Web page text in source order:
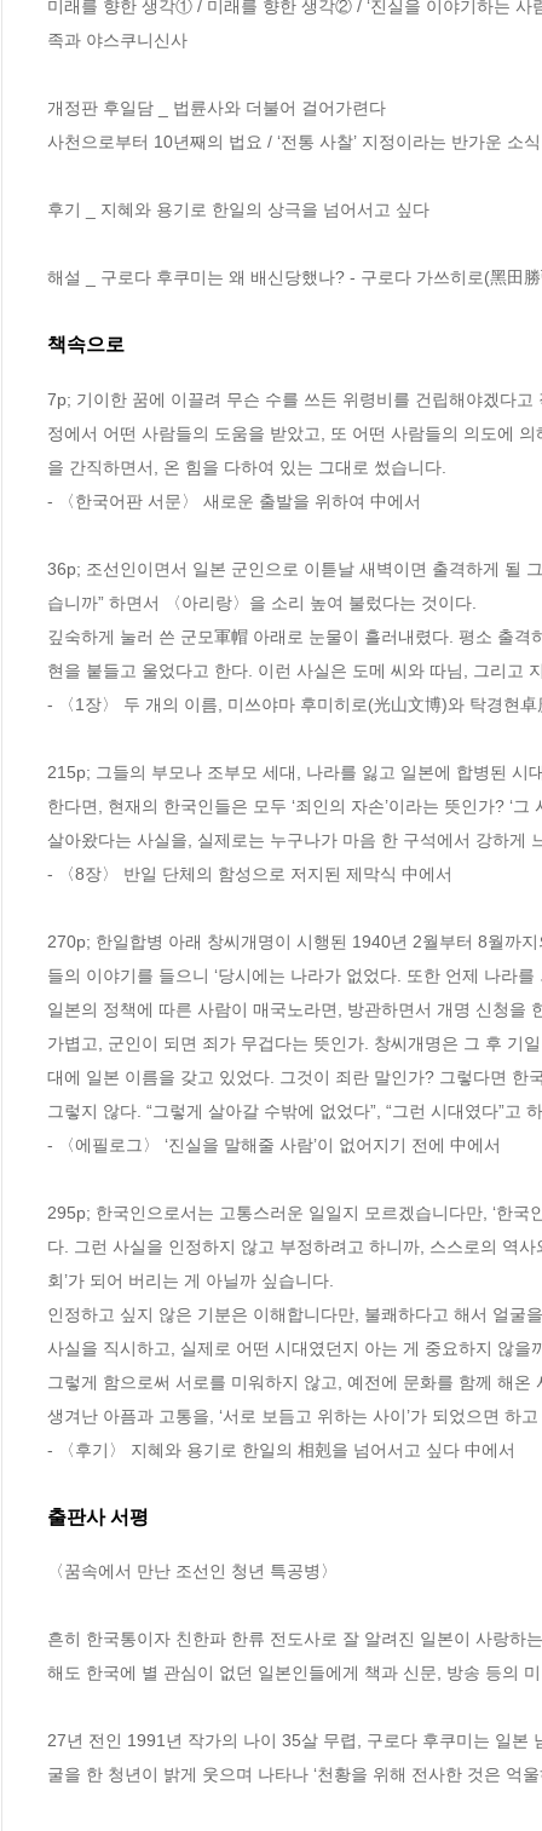
미래를 향한 생각① / 미래를 향한 생각② / ‘진실을 이야기하는 사
족과 야스쿠니신사
개정판 후일담 _ 법륜사와 더불어 걸어가련다
사천으로부터 10년째의 법요 / ‘전통 사찰’ 지정이라는 반가운 소
후기 _ 지혜와 용기로 한일의 상극을 넘어서고 싶다
해설 _ 구로다 후쿠미는 왜 배신당했나? - 구로다 가쓰히로(黑田
책속으로
7p; 기이한 꿈에 이끌려 무슨 수를 쓰든 위령비를 건립해야겠다
정에서 어떤 사람들의 도움을 받았고, 또 어떤 사람들의 의도에
을 간직하면서, 온 힘을 다하여 있는 그대로 썼습니다.
- 〈한국어판 서문〉 새로운 출발을 위하여 中에서
36p; 조선인이면서 일본 군인으로 이튿날 새벽이면 출격하게 될
습니까” 하면서 〈아리랑〉을 소리 높여 불렀다는 것이다.
깊숙하게 눌러 쓴 군모軍帽 아래로 눈물이 흘러내렸다. 평소 출
현을 붙들고 울었다고 한다. 이런 사실은 도메 씨와 따님, 그리고
- 〈1장〉 두 개의 이름, 미쓰야마 후미히로(光山文博)와 탁경현卓
215p; 그들의 부모나 조부모 세대, 나라를 잃고 일본에 합병된 시
한다면, 현재의 한국인들은 모두 ‘죄인의 자손’이라는 뜻인가? ‘
살아왔다는 사실을, 실제로는 누구나가 마음 한 구석에서 강하게
- 〈8장〉 반일 단체의 함성으로 저지된 제막식 中에서
270p; 한일합병 아래 창씨개명이 시행된 1940년 2월부터 8월까
들의 이야기를 들으니 ‘당시에는 나라가 없었다. 또한 언제 나라
일본의 정책에 따른 사람이 매국노라면, 방관하면서 개명 신청을
가볍고, 군인이 되면 죄가 무겁다는 뜻인가. 창씨개명은 그 후 기
대에 일본 이름을 갖고 있었다. 그것이 죄란 말인가? 그렇다면 한
그렇지 않다. “그렇게 살아갈 수밖에 없었다”, “그런 시대였다”고
- 〈에필로그〉 ‘진실을 말해줄 사람’이 없어지기 전에 中에서
295p; 한국인으로서는 고통스러운 일일지 모르겠습니다만, ‘한
다. 그런 사실을 인정하지 않고 부정하려고 하니까, 스스로의 역
회’가 되어 버리는 게 아닐까 싶습니다.
인정하고 싶지 않은 기분은 이해합니다만, 불쾌하다고 해서 얼굴
사실을 직시하고, 실제로 어떤 시대였던지 아는 게 중요하지 않을
그렇게 함으로써 서로를 미워하지 않고, 예전에 문화를 함께 해
생겨난 아픔과 고통을, ‘서로 보듬고 위하는 사이’가 되었으면 하
- 〈후기〉 지혜와 용기로 한일의 相剋을 넘어서고 싶다 中에서
출판사 서평
〈꿈속에서 만난 조선인 청년 특공병〉
흔히 한국통이자 친한파 한류 전도사로 잘 알려진 일본이 사랑하
해도 한국에 별 관심이 없던 일본인들에게 책과 신문, 방송 등의
27년 전인 1991년 작가의 나이 35살 무렵, 구로다 후쿠미는 일
굴을 한 청년이 밝게 웃으며 나타나 ‘천황을 위해 전사한 것은 억